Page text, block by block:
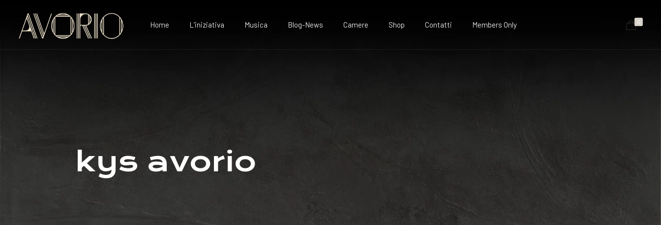
Home L’iniziativa Musica Blog-News Camere Shop Contatti Members Only 0
kys avorio